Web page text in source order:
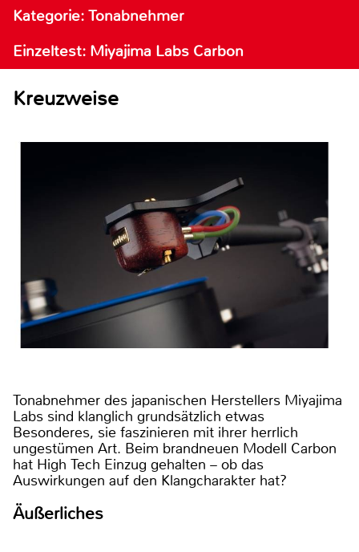
Kategorie: Tonabnehmer
Einzeltest: Miyajima Labs Carbon
Kreuzweise
Tonabnehmer des japanischen Herstellers Miyajima
Labs sind klanglich grundsätzlich etwas
Besonderes, sie faszinieren mit ihrer herrlich
ungestümen Art. Beim brandneuen Modell Carbon
hat High Tech Einzug gehalten – ob das
Auswirkungen auf den Klangcharakter hat?
Äußerliches